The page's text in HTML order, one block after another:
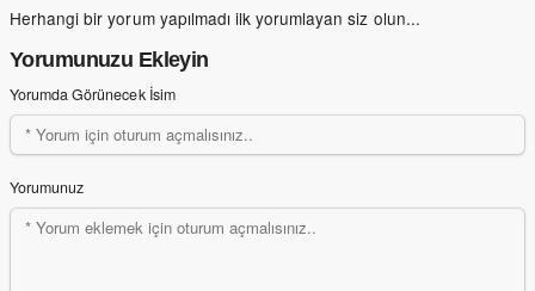
Herhangi bir yorum yapılmadı ilk yorumlayan siz olun...
Yorumunuzu Ekleyin
Yorumda Görünecek İsim
Yorumunuz